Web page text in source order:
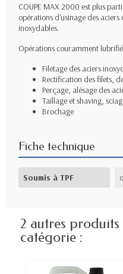
COUPE MAX 2000 est plus
opérations d'usinage des
inoxydables.
Opérations couramment
Filetage des aciers
Rectification des filets,
Perçage, alésage des
Taillage et shaving,
Brochage
Fiche technique
Soumis à TPF
2 autres produits
catégorie :